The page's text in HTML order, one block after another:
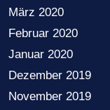
März 2020
Februar 2020
Januar 2020
Dezember 2019
November 2019